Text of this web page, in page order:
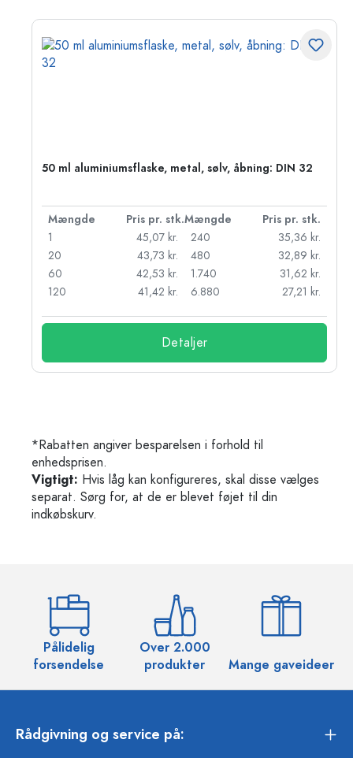
50 ml aluminiumsflaske, metal, sølv, åbning: DIN 32
Mængde Pris pr. stk.Mængde
Pris pr. stk.
1
45,07 kr.
20
43,73 kr.
60
42,53 kr.
120
41,42 kr.
240
35,36 kr.
480
32,89 kr.
1.740
31,62 kr.
6.880
27,21 kr.
Detaljer
*Rabatten angiver besparelsen i forhold til
enhedsprisen.
Vigtigt: Hvis låg kan konfigureres, skal disse vælges
separat. Sørg for, at de er blevet føjet til din
indkøbskurv.
Pålidelig
forsendelse
Over 2.000
produkter
Mange gaveideer
Rådgivning og service på: